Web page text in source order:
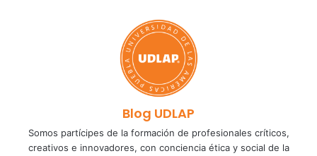
Blog UDLAP
Somos partícipes de la formación de profesionales críticos,
creativos e innovadores, con conciencia ética y social de la